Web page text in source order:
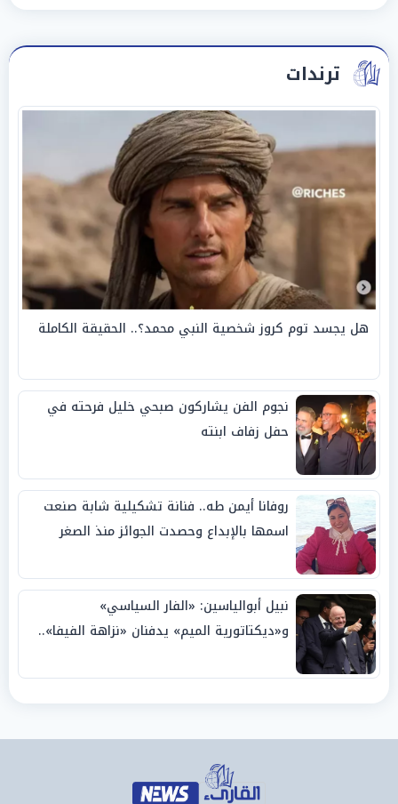
ترندات
هل يجسد توم كروز شخصية النبي محمد؟.. الحقيقة الكاملة
نجوم الفن يشاركون صبحي خليل فرحته في
حفل زفاف ابنته
روفانا أيمن طه.. فنانة تشكيلية شابة صنعت
اسمها بالإبداع وحصدت الجوائز منذ الصغر
نبيل أبوالياسين: «الفار السياسي»
و«ديكتاتورية الميم» يدفنان «نزاهة الفيفا»..